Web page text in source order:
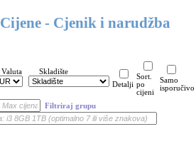
Cijene - Cjenik i narudžba
Valuta
Skladište
Detalji
Sort.
po
cijeni
Samo
isporučivo
Filtriraj grupu